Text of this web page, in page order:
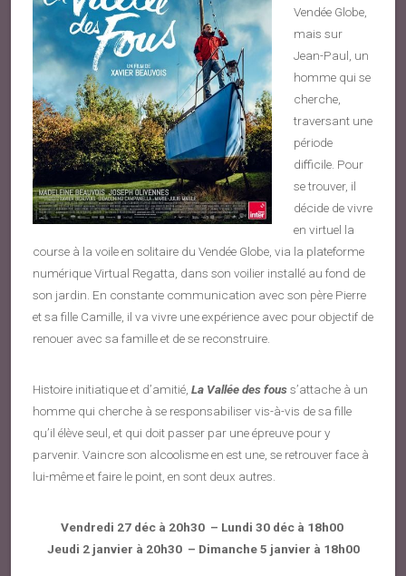
Vendée Globe,
mais sur
Jean-Paul, un
homme qui se
cherche,
traversant une
période
difficile. Pour
se trouver, il
décide de vivre
en virtuel la
course à la voile en solitaire du Vendée Globe, via la plateforme
numérique Virtual Regatta, dans son voilier installé au fond de
son jardin. En constante communication avec son père Pierre
et sa fille Camille, il va vivre une expérience avec pour objectif de
renouer avec sa famille et de se reconstruire.
Histoire initiatique et d’amitié, La Vallée des fouss’attache à un
homme qui cherche à se responsabiliser vis-à-vis de sa fille
qu’il élève seul, et qui doit passer par une épreuve pour y
parvenir. Vaincre son alcoolisme en est une, se retrouver face à
lui-même et faire le point, en sont deux autres.
Vendredi 27 déc à 20h30 – Lundi 30 déc à 18h00
Jeudi 2 janvier à 20h30 – Dimanche 5 janvier à 18h00